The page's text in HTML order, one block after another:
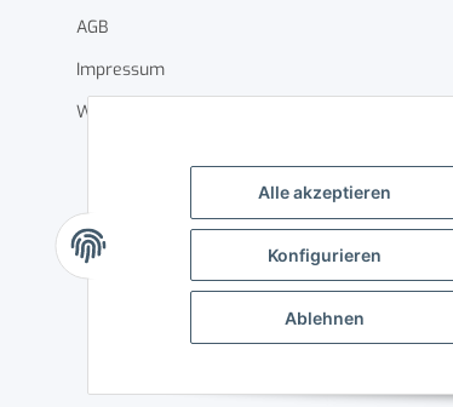
Alle akzeptieren
Konfigurieren
Ablehnen
AGB
Impressum
Widerrufsrecht